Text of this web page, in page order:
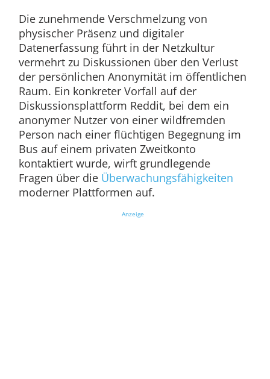
Die zunehmende Verschmelzung von
physischer Präsenz und digitaler
Datenerfassung führt in der Netzkultur
vermehrt zu Diskussionen über den Verlust
der persönlichen Anonymität im öffentlichen
Raum. Ein konkreter Vorfall auf der
Diskussionsplattform Reddit, bei dem ein
anonymer Nutzer von einer wildfremden
Person nach einer flüchtigen Begegnung im
Bus auf einem privaten Zweitkonto
kontaktiert wurde, wirft grundlegende
Fragen über die Überwachungsfähigkeiten
moderner Plattformen auf.
Anzeige